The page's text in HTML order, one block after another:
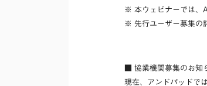
※ 本ウェビナーでは、
※ 先行ユーザー募集の
■ 協業機関募集のお知
現在、アンドパッドで